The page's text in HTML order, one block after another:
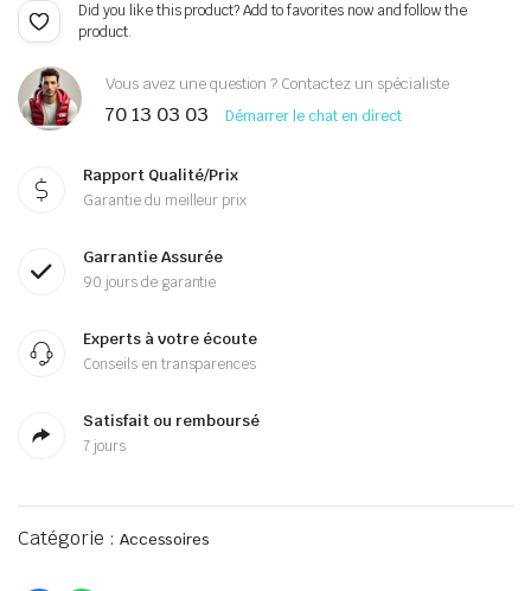
Did you like this product? Add to favorites now and follow the
product.
Vous avez une question ? Contactez un spécialiste
70 13 03 03 Démarrer le chat en direct
Rapport Qualité/Prix
Garantie du meilleur prix
Garrantie Assurée
90 jours de garantie
Experts à votre écoute
Conseils en transparences
Satisfait ou remboursé
7 jours
Catégorie : Accessoires